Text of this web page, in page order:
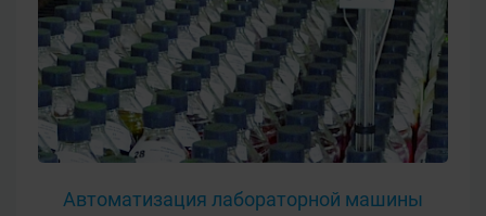
Автоматизация лабораторной машины